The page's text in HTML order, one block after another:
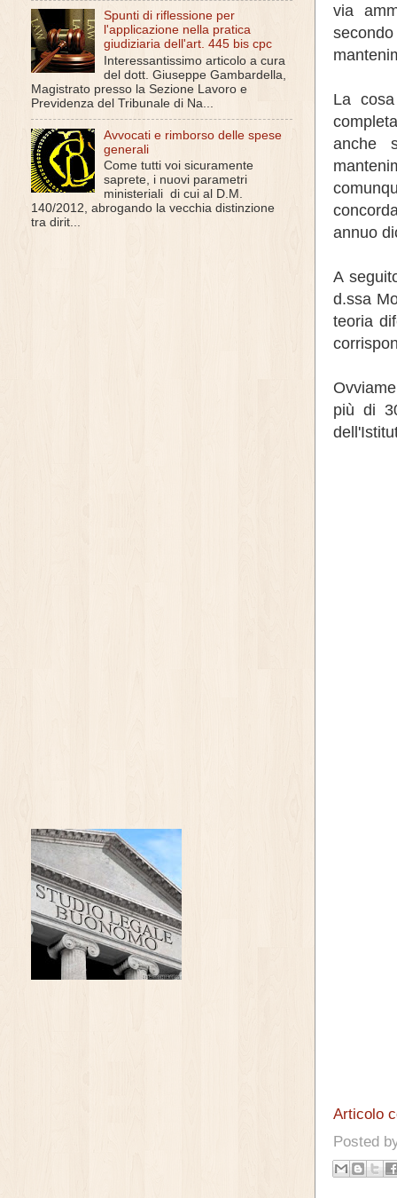
via
La
anche
annuo
A
d.ssa
teoria
più di
Articolo
Posted
Spunti di riflessione per
l'applicazione nella pratica
giudiziaria dell'art. 445 bis cpc
Interessantissimo articolo a cura
del dott. Giuseppe Gambardella,
Magistrato presso la Sezione Lavoro e
Previdenza del Tribunale di Na...
Avvocati e rimborso delle spese
generali
Come tutti voi sicuramente
saprete, i nuovi parametri
ministeriali di cui al D.M.
140/2012, abrogando la vecchia distinzione
tra dirit...